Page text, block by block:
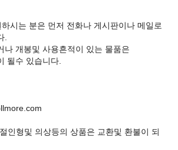
시는 분은 먼저 전화나 게시판이나 메일로
.
나 개봉및 사용흔적이 있는 물품은
될수 있습니다.
인형및 의상등의 상품은 교환및 환불이 되